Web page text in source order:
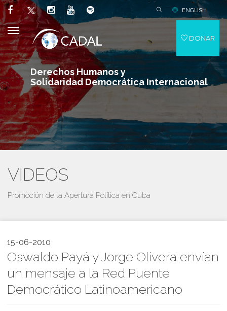
Derechos Humanos y
Solidaridad Democrática Internacional
ENGLISH
DONAR
VIDEOS
Promoción de la Apertura Política en Cuba
15-06-2010
Oswaldo Payá y Jorge Olivera envían
un mensaje a la Red Puente
Democrático Latinoamericano